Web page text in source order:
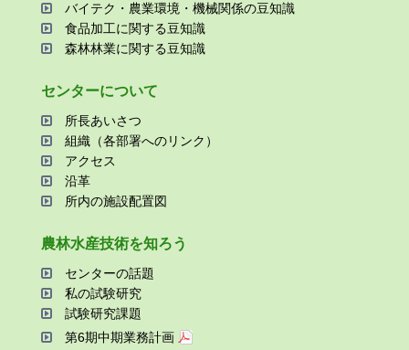
バイテク・農業環境・機械関係の⾖知識
⾷品加⼯に関する⾖知識
森林林業に関する⾖知識
センターについて
所⻑あいさつ
組織（各部署へのリンク）
アクセス
沿⾰
所内の施設配置図
農林⽔産技術を知ろう
センターの話題
私の試験研究
試験研究課題
第6期中期業務計画